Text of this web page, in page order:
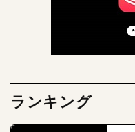
ランキング